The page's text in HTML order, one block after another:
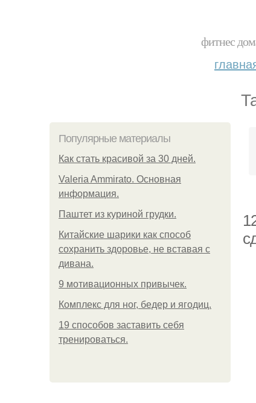
фитнес
Популярные материалы
Как стать красивой за 30 дней.
Valeria Ammirato. Основная
информация.
Паштет из куриной грудки.
Китайские шарики как способ
сохранить здоровье, не вставая с
дивана.
9 мотивационных привычек.
Комплекс для ног, бедер и ягодиц.
19 способов заставить себя
тренироваться.